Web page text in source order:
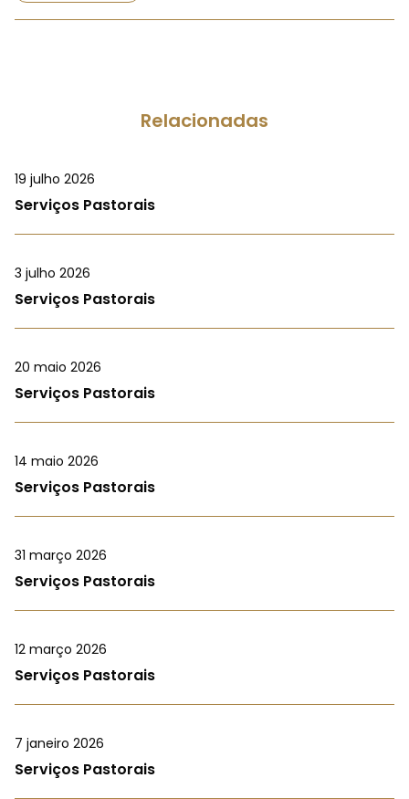
Relacionadas
19 julho 2026
Serviços Pastorais
3 julho 2026
Serviços Pastorais
20 maio 2026
Serviços Pastorais
14 maio 2026
Serviços Pastorais
31 março 2026
Serviços Pastorais
12 março 2026
Serviços Pastorais
7 janeiro 2026
Serviços Pastorais